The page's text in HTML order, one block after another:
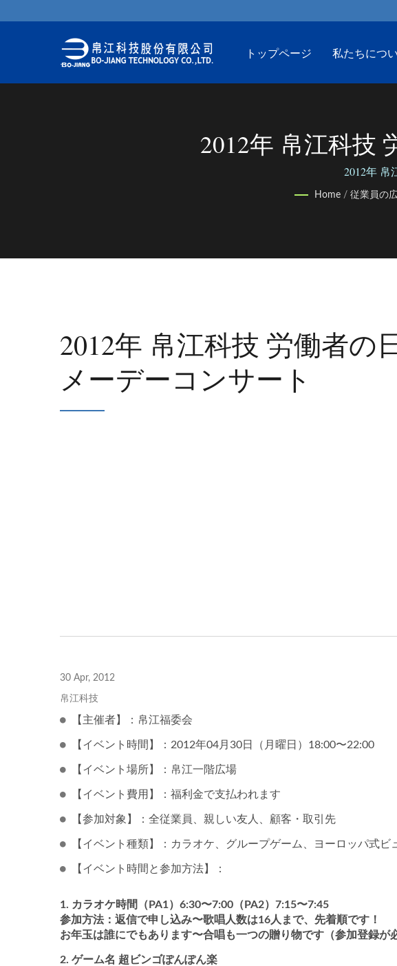
トップページ 私たちにつ
2012年 帛江科技
2012年 帛
Home / 従業員の
2012年 帛江科技 労働者の
メーデーコンサート
30 Apr, 2012
帛江科技
【主催者】：帛江福委会
【イベント時間】：2012年04月30日（月曜日）18:00〜22:00
【イベント場所】：帛江一階広場
【イベント費用】：福利金で支払われます
【参加対象】：全従業員、親しい友人、顧客・取引先
【イベント種類】：カラオケ、グループゲーム、ヨーロッパ式ビ
【イベント時間と参加方法】：
カラオケ時間（PA1）6:30〜7:00（PA2）7:15〜7:45
参加方法：返信で申し込み〜歌唱人数は16人まで、先着順です！
お年玉は誰にでもあります〜合唱も一つの贈り物です（参加登録が
ゲーム名 超ビンゴぽんぽん楽